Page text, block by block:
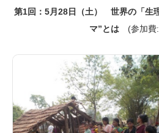
第1回：5月28日（土） 世界の「生
マ”とは(参加費